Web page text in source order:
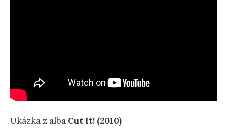
Ukázka z alba Cut It! (2010)